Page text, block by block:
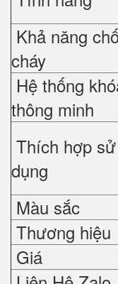
Khả năng
cháy
Hệ thống
thông minh
Thích hợp sử
dụng
Màu sắc
Thương hiệu
Giá